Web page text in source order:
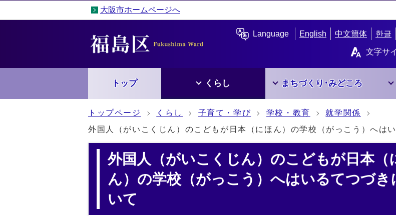
大阪市ホームページへ
Language English 中文簡体 한글
文字サ
トップ くらし まちづくり･みどころ
トップページ くらし 子育て・学び 学校・教育
就学関係
外国人（がいこくじん）のこどもが日本（にほん）の学校（がっこう）へは
外国人（がいこくじん）のこどもが日本（
ん）の学校（がっこう）へはいるてつづき
いて